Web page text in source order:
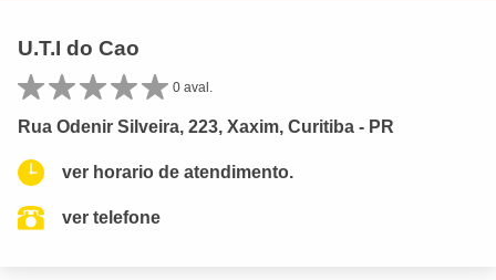
U.T.I do Cao
0 aval.
Rua Odenir Silveira, 223, Xaxim, Curitiba - PR
ver horario de atendimento.
ver telefone